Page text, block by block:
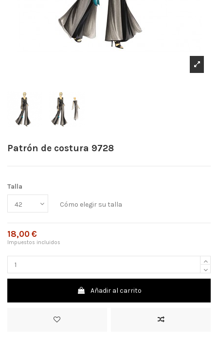
Patrón de costura 9728
Talla
Cómo elegir su talla
18,00 €
Impuestos incluidos
Añadir al carrito